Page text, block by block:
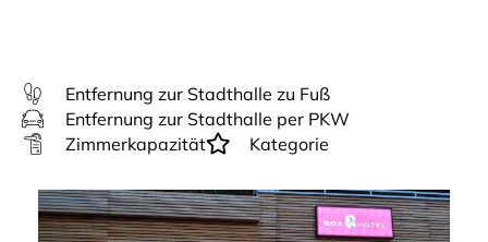
Entfernung zur Stadthalle zu Fuß
Entfernung zur Stadthalle per PKW
Zimmerkapazität
Kategorie